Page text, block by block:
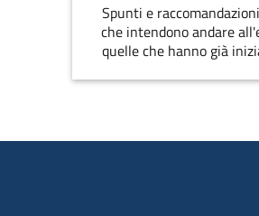
Spunti e
che intendono andare
quelle che hanno già